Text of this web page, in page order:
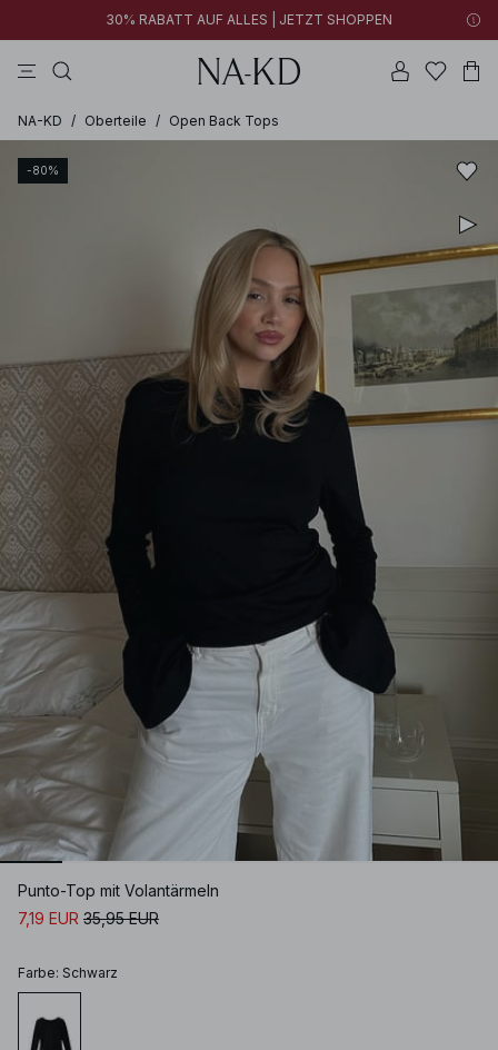
30% RABATT AUF ALLES | JETZT SHOPPEN
NA-KD / Oberteile / Open Back Tops
-80%
Punto-Top mit Volantärmeln
7,19 EUR 35,95 EUR
Farbe: Schwarz